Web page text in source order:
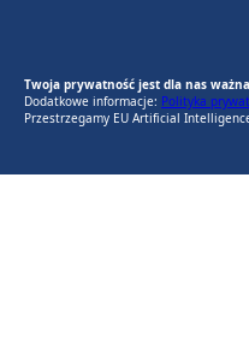
Twoja prywatność jest dla nas
Dodatkowe informacje: Polityka
Przestrzegamy EU Artificial